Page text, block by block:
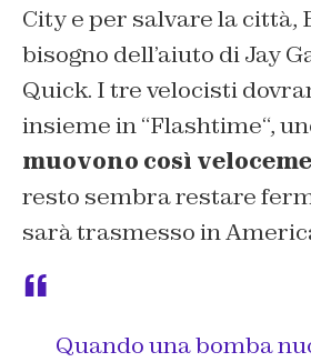
City e per salvare la città,
bisogno dell’aiuto di Jay
Quick. I tre velocisti
insieme in “Flashtime“,
muovono così
resto sembra restare
sarà trasmesso in
Quando una bomba